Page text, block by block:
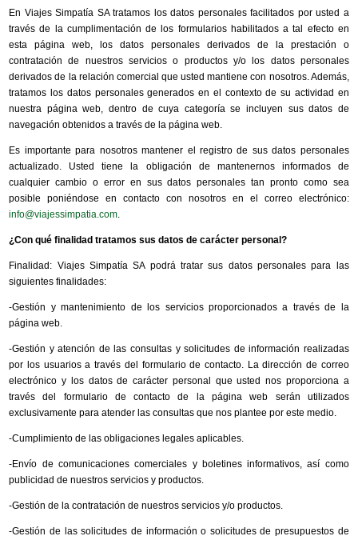
En Viajes Simpatía SA tratamos los datos personales facilitados por usted a
través de la cumplimentación de los formularios habilitados a tal efecto en
esta página web, los datos personales derivados de la prestación o
contratación de nuestros servicios o productos y/o los datos personales
derivados de la relación comercial que usted mantiene con nosotros. Además,
tratamos los datos personales generados en el contexto de su actividad en
nuestra página web, dentro de cuya categoría se incluyen sus datos de
navegación obtenidos a través de la página web.
Es importante para nosotros mantener el registro de sus datos personales
actualizado. Usted tiene la obligación de mantenernos informados de
cualquier cambio o error en sus datos personales tan pronto como sea
posible poniéndose en contacto con nosotros en el correo electrónico:
info@viajessimpatia.com.
¿Con qué finalidad tratamos sus datos de carácter personal?
Finalidad: Viajes Simpatía SA podrá tratar sus datos personales para las
siguientes finalidades:
-Gestión y mantenimiento de los servicios proporcionados a través de la
página web.
-Gestión y atención de las consultas y solicitudes de información realizadas
por los usuarios a través del formulario de contacto. La dirección de correo
electrónico y los datos de carácter personal que usted nos proporciona a
través del formulario de contacto de la página web serán utilizados
exclusivamente para atender las consultas que nos plantee por este medio.
-Cumplimiento de las obligaciones legales aplicables.
-Envío de comunicaciones comerciales y boletines informativos, así como
publicidad de nuestros servicios y productos.
-Gestión de la contratación de nuestros servicios y/o productos.
-Gestión de las solicitudes de información o solicitudes de presupuestos de